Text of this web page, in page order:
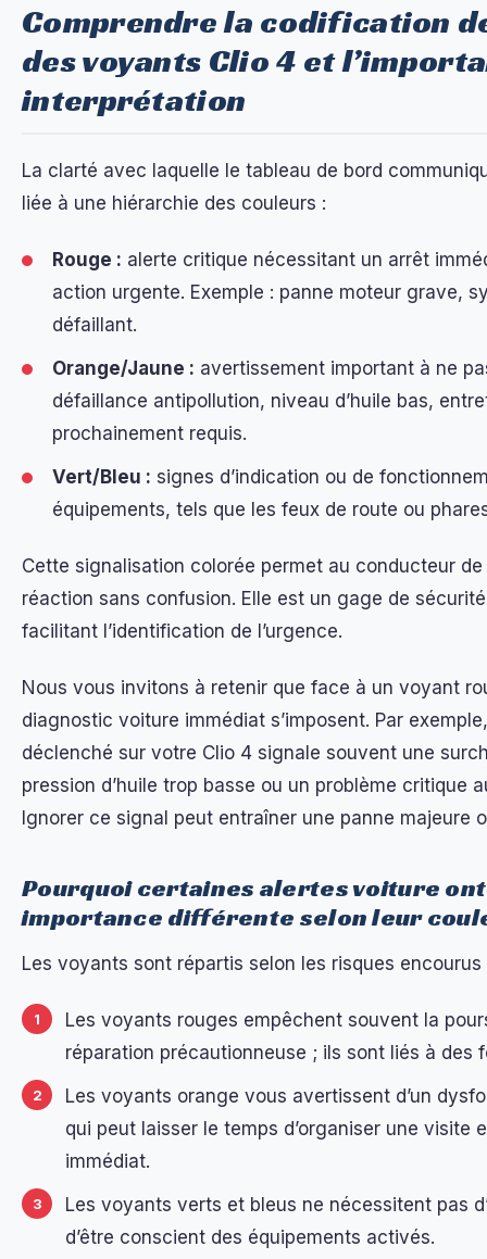
Comprendre la codification
des voyants Clio 4 et
interprétation
La clarté avec laquelle le tableau de bord
liée à une hiérarchie des couleurs :
Rouge : alerte critique nécessitant un arrêt
action urgente. Exemple : panne moteur grave,
défaillant.
Orange/Jaune : avertissement important à ne
défaillance antipollution, niveau d’huile bas,
prochainement requis.
Vert/Bleu : signes d’indication ou de
équipements, tels que les feux de route ou
Cette signalisation colorée permet au conducteur
réaction sans confusion. Elle est un gage de
facilitant l’identification de l’urgence.
Nous vous invitons à retenir que face à un voyant
diagnostic voiture immédiat s’imposent. Par
déclenché sur votre Clio 4 signale souvent une
pression d’huile trop basse ou un problème critique
Ignorer ce signal peut entraîner une panne majeure
Pourquoi certaines alertes voiture
importance différente selon leur
Les voyants sont répartis selon les risques encourus
Les voyants rouges empêchent souvent la
réparation précautionneuse ; ils sont liés à des
Les voyants orange vous avertissent d’un
qui peut laisser le temps d’organiser une visite
immédiat.
Les voyants verts et bleus ne nécessitent pas
d’être conscient des équipements activés.